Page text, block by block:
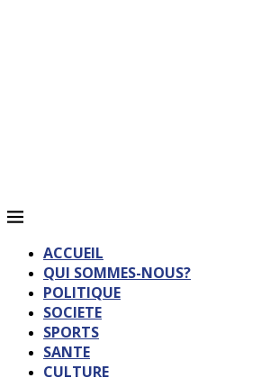
ACCUEIL
QUI SOMMES-NOUS?
POLITIQUE
SOCIETE
SPORTS
SANTE
CULTURE